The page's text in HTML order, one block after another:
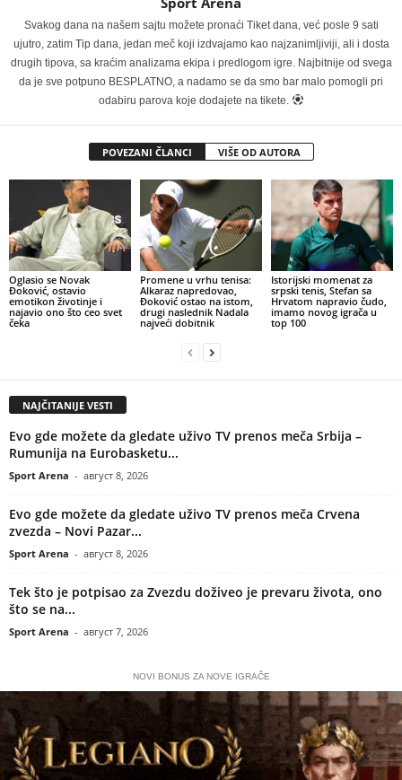
Svakog dana na našem sajtu možete pronaći Tiket dana, već posle 9 sati
ujutro, zatim Tip dana, jedan meč koji izdvajamo kao najzanimljiviji, ali i dosta
drugih tipova, sa kraćim analizama ekipa i predlogom igre. Najbitnije od svega
da je sve potpuno BESPLATNO, a nadamo se da smo bar malo pomogli pri
odabiru parova koje dodajete na tikete.
POVEZANI ČLANCI VIŠE OD AUTORA
Oglasio se Novak
Đoković, ostavio
emotikon životinje i
najavio ono što ceo svet
čeka
Promene u vrhu tenisa:
Alkaraz napredovao,
Đoković ostao na istom,
drugi naslednik Nadala
najveći dobitnik
Istorijski momenat za
srpski tenis, Stefan sa
Hrvatom napravio čudo,
imamo novog igrača u
top 100
NAJČITANIJE VESTI
Evo gde možete da gledate uživo TV prenos meča Srbija –
Rumunija na Eurobasketu...
Sport Arena - август 8, 2026
Evo gde možete da gledate uživo TV prenos meča Crvena
zvezda – Novi Pazar...
Sport Arena - август 8, 2026
Tek što je potpisao za Zvezdu doživeo je prevaru života, ono
što se na...
Sport Arena - август 7, 2026
NOVI BONUS ZA NOVE IGRAČE